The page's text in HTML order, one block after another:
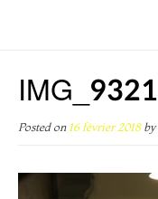
IMG_9321
Posted on 16 février 2018by